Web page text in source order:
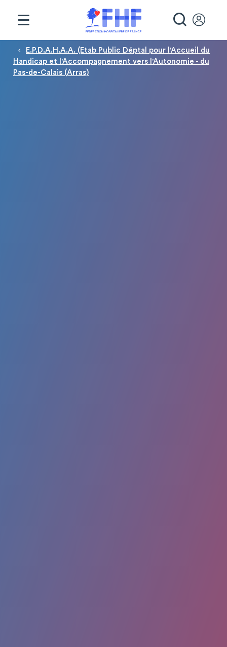
Fil d'Ariane
E.P.D.A.H.A.A. (Etab Public Déptal pour l'Accueil du
Handicap et l'Accompagnement vers l'Autonomie - du
Pas-de-Calais (Arras)
Panneau de gestion des cookies